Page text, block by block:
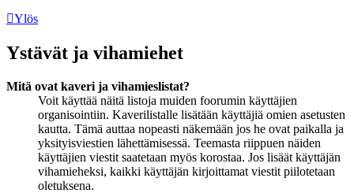
Ylös
Ystävät ja vihamiehet
Mitä ovat kaveri ja vihamieslistat?
Voit käyttää näitä listoja muiden foorumin käyttäjien
organisointiin. Kaverilistalle lisätään käyttäjiä omien asetusten
kautta. Tämä auttaa nopeasti näkemään jos he ovat paikalla ja
yksityisviestien lähettämisessä. Teemasta riippuen näiden
käyttäjien viestit saatetaan myös korostaa. Jos lisäät käyttäjän
vihamieheksi, kaikki käyttäjän kirjoittamat viestit piilotetaan
oletuksena.